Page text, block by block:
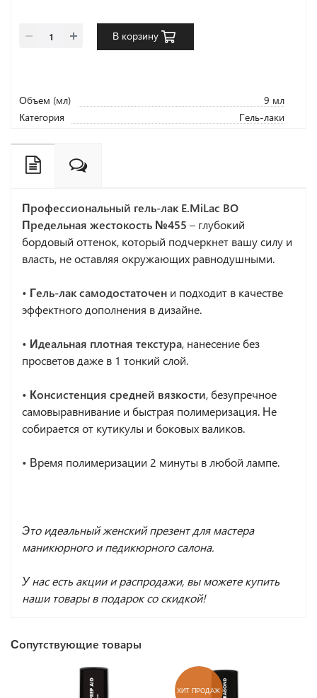
В корзину
Объем (мл)
9 мл
Категория
Гель-лаки
Профессиональный гель-лак E.MiLac BO
Предельная жестокость №455 – глубокий
бордовый оттенок, который подчеркнет вашу силу и
власть, не оставляя окружающих равнодушными.
• Гель-лак самодостаточен и подходит в качестве
эффектного дополнения в дизайне.
• Идеальная плотная текстура, нанесение без
просветов даже в 1 тонкий слой.
• Консистенция средней вязкости, безупречное
самовыравнивание и быстрая полимеризация. Не
собирается от кутикулы и боковых валиков.
• Время полимеризации 2 минуты в любой лампе.
Это идеальный женский презент для мастера
маникюрного и педикюрного салона.
У нас есть акции и распродажи, вы можете купить
наши товары в подарок со скидкой!
Сопутствующие товары
ХИТ ПРОДАЖ